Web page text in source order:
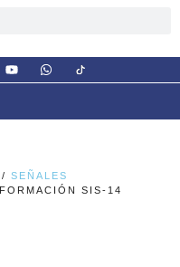
/ SEÑALES
SIS-14